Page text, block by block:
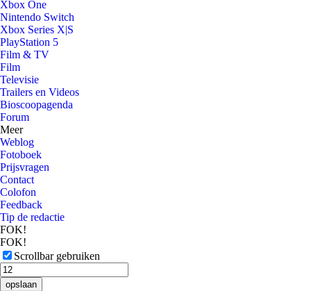
Xbox One
Nintendo Switch
Xbox Series X|S
PlayStation 5
Film & TV
Film
Televisie
Trailers en Videos
Bioscoopagenda
Forum
Meer
Weblog
Fotoboek
Prijsvragen
Contact
Colofon
Feedback
Tip de redactie
FOK!
FOK!
Scrollbar gebruiken
opslaan